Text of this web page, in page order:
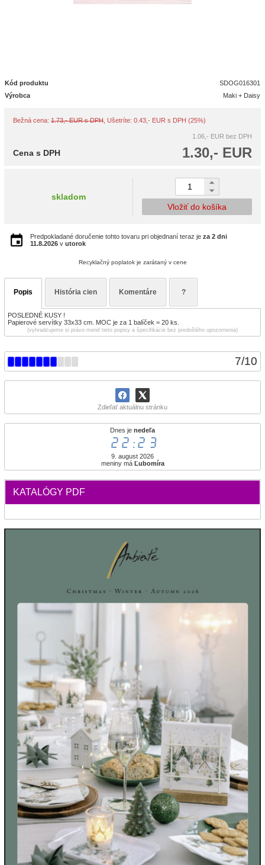
7/10
Zdieľať aktuálnu stránku
Dnes je nedeľa
22:23
9. august 2026
meniny má Ľubomíra
KATALÓGY PDF
Kód produktu
SDOG016301
Výrobca
Maki + Daisy
Bežná cena: 1.73,- EUR s DPH , Ušetríte: 0.43,- EUR s DPH (25%)
1.06,- EUR bez DPH
1.30,- EUR
Cena s DPH
skladom
Vložiť do košíka
Predpokladané doručenie tohto tovaru pri objednaní teraz je za 2 dni
11.8.2026 v utorok
Recyklačný poplatok je zarátaný v cene
Popis História cien Komentáre ?
POSLEDNÉ KUSY !
Papierové servítky 33x33 cm. MOC je za 1 balíček = 20 ks.
(vyhradzujeme si právo meniť tieto popisy a špecifikácie bez predošlého upozornenia)